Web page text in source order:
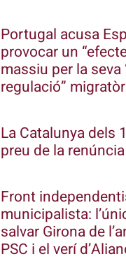
Portugal acusa
provocar un
massiu per la seva
regulació”
La Catalunya dels
preu de la
Front
municipalista:
salvar Girona de
PSC i el verí